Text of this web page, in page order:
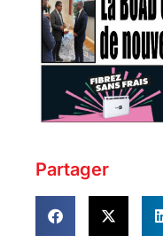
Partager